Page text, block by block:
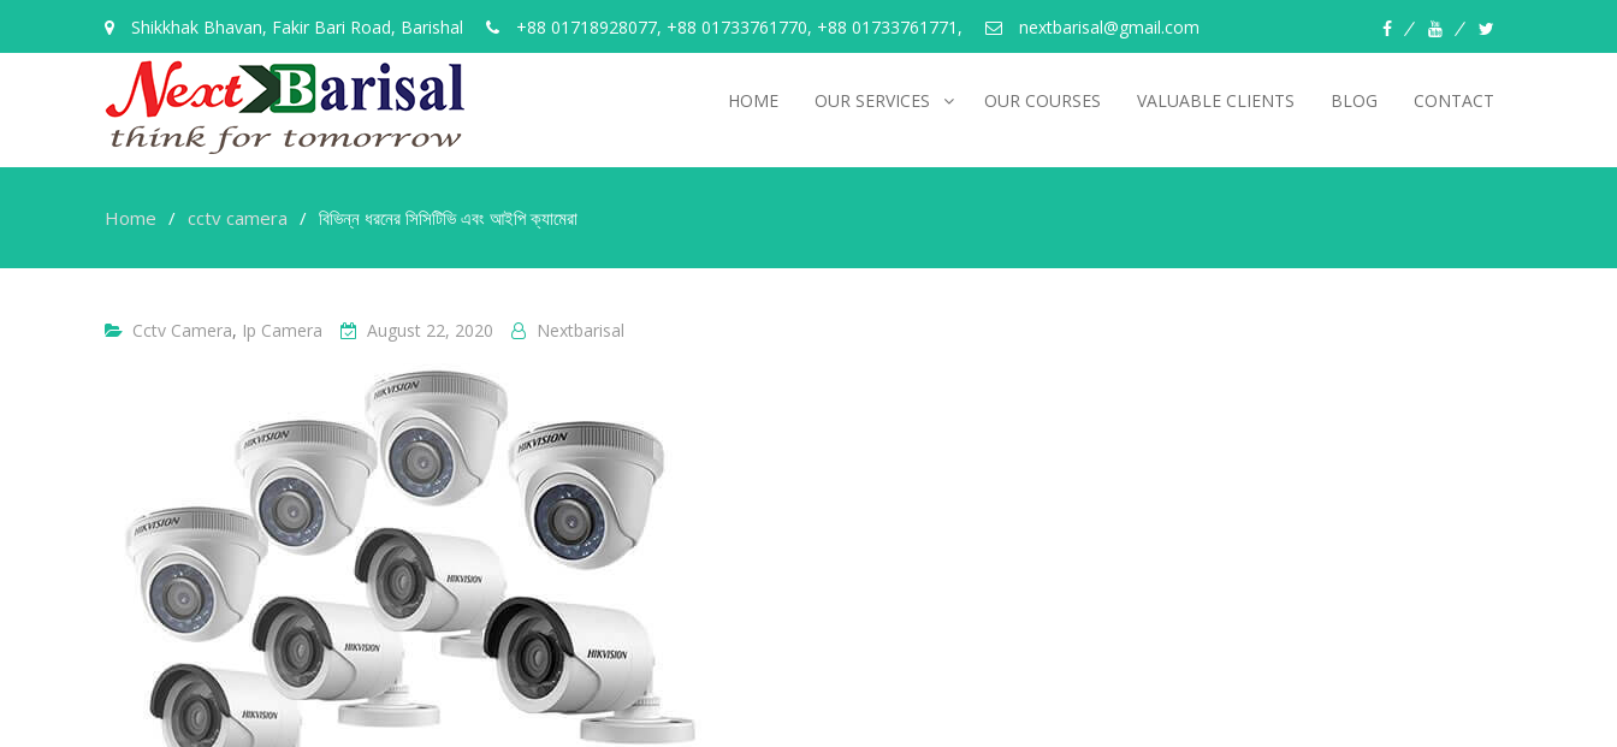
Shikkhak Bhavan, Fakir Bari Road, Barishal +88 01718928077, +88 01733761770, +88 01733761771, nextbarisal@gmail.com
facebookyoutube
HOME OUR SERVICES OUR COURSES VALUABLE CLIENTS BLOG CONTACT
Home cctv camera বিভিন্ন ধরনের সিসিটিভি এবং আইপি ক্যামেরা
Cctv Camera, Ip Camera August 22, 2020 Nextbarisal